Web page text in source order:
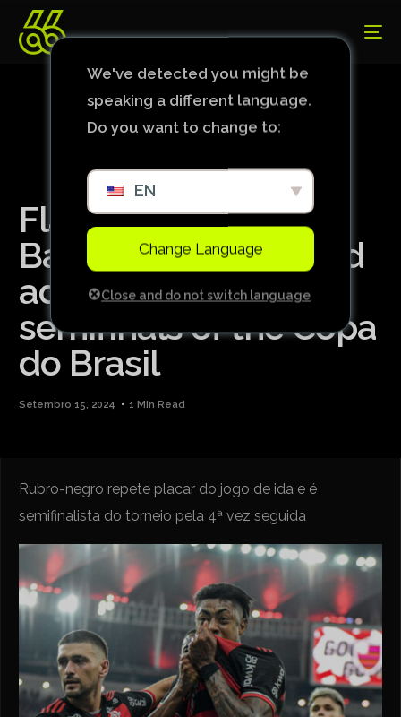
Flamengo defeats
Bahia once again and
advances to the
semifinals of the Copa
do Brasil
Setembro 15, 2024 1 Min Read
Rubro-negro repete placar do jogo de ida e é
semifinalista do torneio pela 4ª vez seguida
We've detected you might be
speaking a different language.
Do you want to change to:
EN
Change Language
Close and do not switch language